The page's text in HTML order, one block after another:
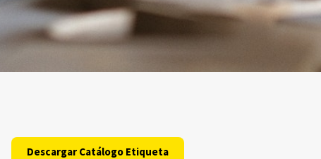
Descargar Catálogo Etiqueta